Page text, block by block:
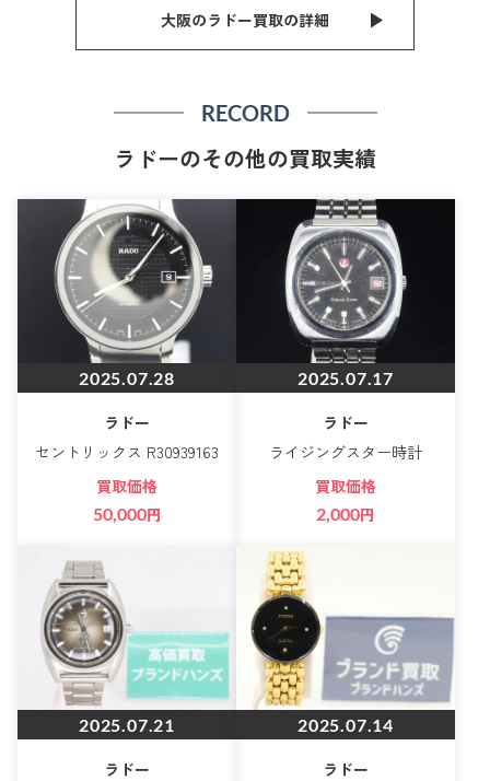
大阪のラドー買取の詳細
RECORD
ラドーのその他の買取実績
2025.07.28
ラドー
セントリックス R30939163
買取価格
50,000円
2025.07.17
ラドー
ライジングスター時計
買取価格
2,000円
2025.07.21
ラドー
2025.07.14
ラドー